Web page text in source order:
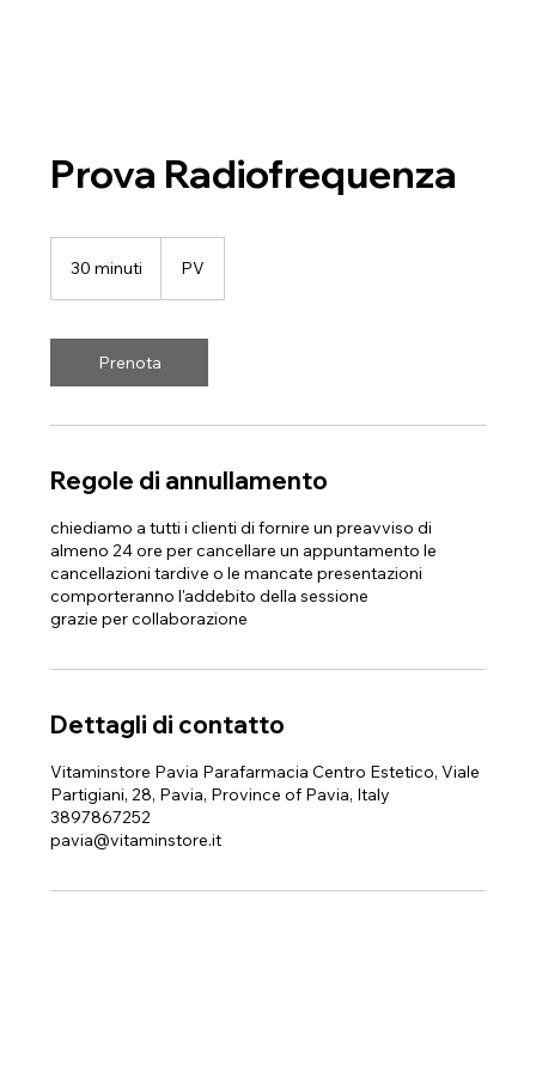
Prova Radiofrequenza
30 minuti
i
n
u
i
PV
Prenota
Regole di annullamento
chiediamo a tutti i clienti di fornire un preavviso di
almeno 24 ore per cancellare un appuntamento le
cancellazioni tardive o le mancate presentazioni
comporteranno l'addebito della sessione
grazie per collaborazione
Dettagli di contatto
Vitaminstore Pavia Parafarmacia Centro Estetico, Viale
Partigiani, 28, Pavia, Province of Pavia, Italy
3897867252
pavia@vitaminstore.it